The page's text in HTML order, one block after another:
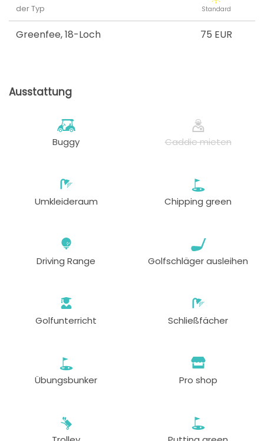
15:00 1-4 Sp
75 EUR
der Typ Standard
Greenfee,18-Loch 75 EUR
Ausstattung
Buggy Caddie mieten
Umkleideraum Chipping green
Driving Range Golfschläger ausleihen
Golfunterricht Schließfächer
Übungsbunker Pro shop